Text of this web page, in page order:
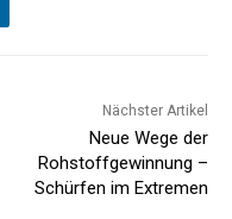
Nächster Artikel
Neue Wege der
Rohstoffgewinnung –
Schürfen im Extremen